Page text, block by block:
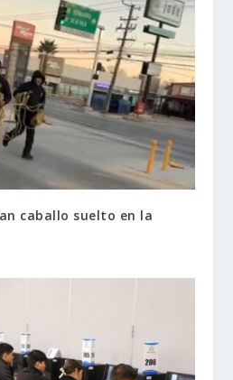
caballo suelto en la